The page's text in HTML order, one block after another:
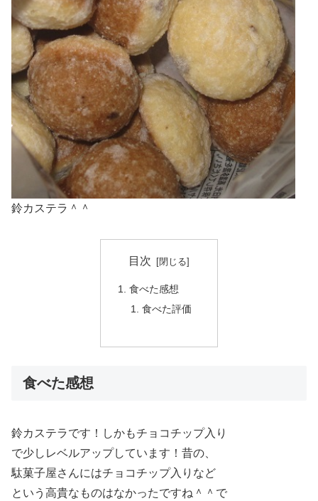
鈴カステラ＾＾
目次
食べた感想
食べた評価
食べた感想
鈴カステラです！しかもチョコチップ入り
で少しレベルアップしています！昔の、
駄菓子屋さんにはチョコチップ入りなど
という高貴なものはなかったですね＾＾で